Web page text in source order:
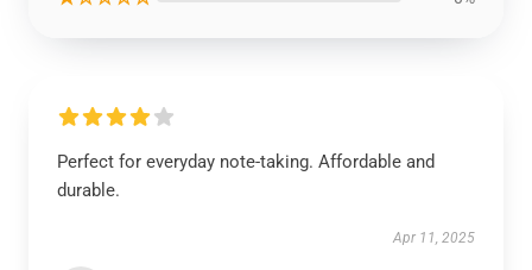
Perfect for everyday note-taking. Affordable and
durable.
Apr 11, 2025